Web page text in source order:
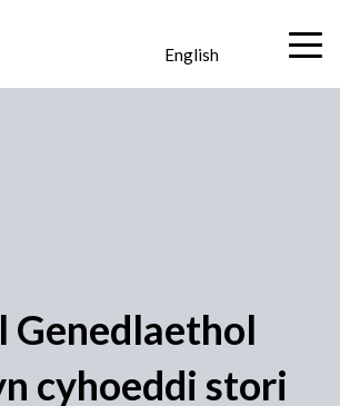
English
Genedlaethol
cyhoeddi stori